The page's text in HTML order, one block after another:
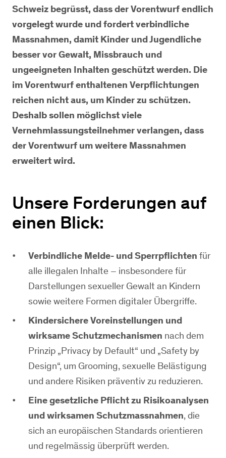
Schweiz begrüsst, dass der Vorentwurf endlich
vorgelegt wurde und fordert verbindliche
Massnahmen, damit Kinder und Jugendliche
besser vor Gewalt, Missbrauch und
ungeeigneten Inhalten geschützt werden. Die
im Vorentwurf enthaltenen Verpflichtungen
reichen nicht aus, um Kinder zu schützen.
Deshalb sollen möglichst viele
Vernehmlassungsteilnehmer verlangen, dass
der Vorentwurf um weitere Massnahmen
erweitert wird.
Unsere Forderungen auf
einen Blick:
Verbindliche Melde- und Sperrpflichten für
alle illegalen Inhalte – insbesondere für
Darstellungen sexueller Gewalt an Kindern
sowie weitere Formen digitaler Übergriffe.
Kindersichere Voreinstellungen und
wirksame Schutzmechanismen nach dem
Prinzip „Privacy by Default“ und „Safety by
Design“, um Grooming, sexuelle Belästigung
und andere Risiken präventiv zu reduzieren.
Eine gesetzliche Pflicht zu Risikoanalysen
und wirksamen Schutzmassnahmen, die
sich an europäischen Standards orientieren
und regelmässig überprüft werden.